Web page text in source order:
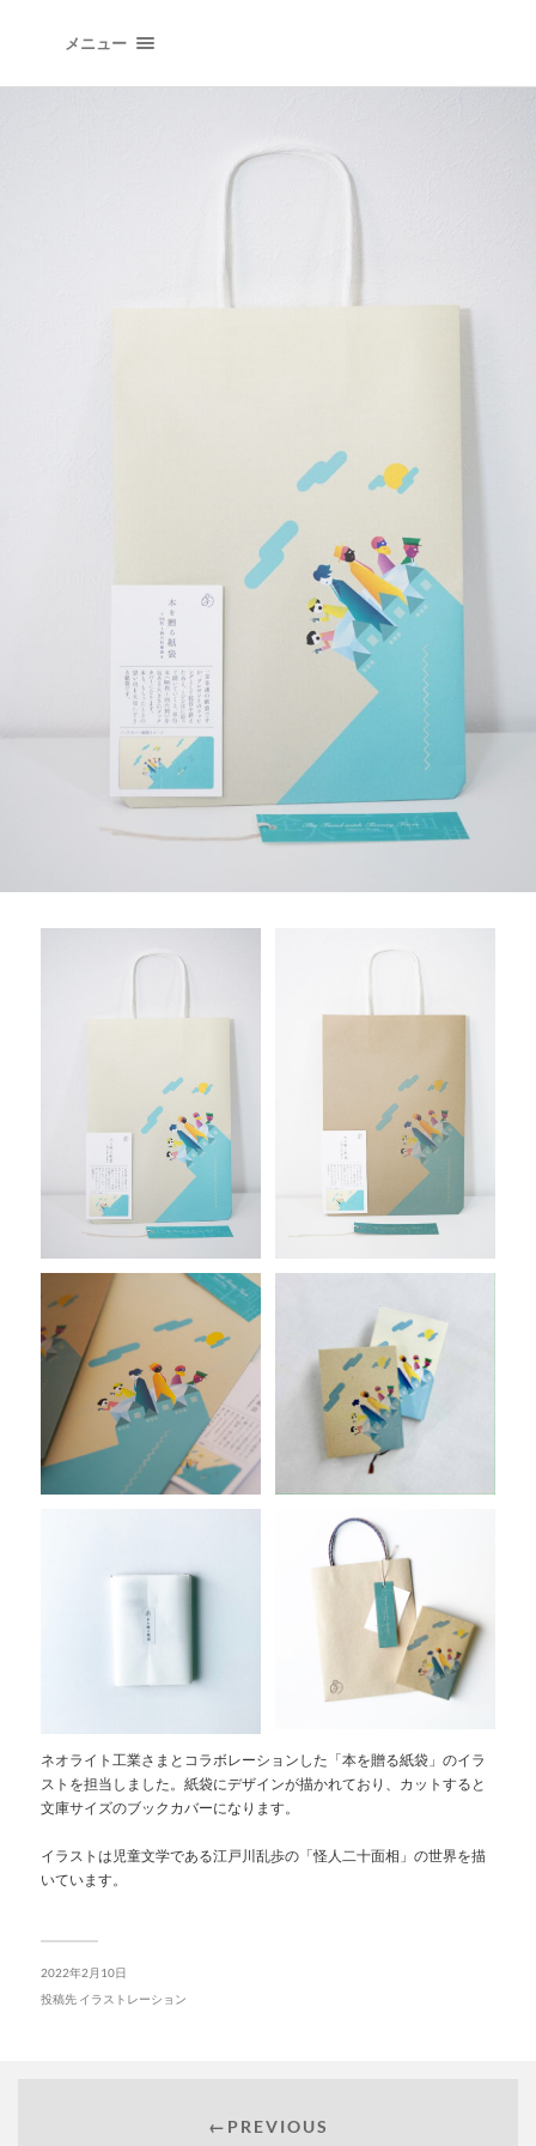
メニュー
ネオライト工業さまとコラボレーションした「本を贈る紙袋」のイラ
ストを担当しました。紙袋にデザインが描かれており、カットすると
文庫サイズのブックカバーになります。
イラストは児童文学である江戸川乱歩の「怪人二十面相」の世界を描
いています。
2022年2月10日
投稿先 イラストレーション
←PREVIOUS